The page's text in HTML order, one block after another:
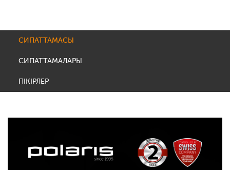
СИПАТТАМАСЫ
СИПАТТАМАЛАРЫ
ПІКІРЛЕР